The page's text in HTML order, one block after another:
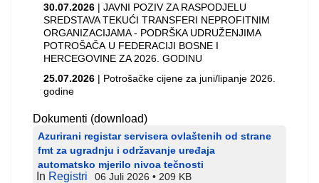
30.07.2026 | JAVNI POZIV ZA RASPODJELU
SREDSTAVA TEKUĆI TRANSFERI NEPROFITNIM
ORGANIZACIJAMA - PODRŠKA UDRUŽENJIMA
POTROŠAČA U FEDERACIJI BOSNE I
HERCEGOVINE ZA 2026. GODINU
25.07.2026 | Potrošačke cijene za juni/lipanje 2026.
godine
Dokumenti (download)
Azurirani registar servisera ovlaštenih od strane
fmt za ugradnju i održavanje uređaja
automatsko mjerilo nivoa tečnosti
In Registri 06 Juli 2026 209 KB